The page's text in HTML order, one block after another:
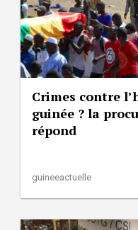
Crimes contre
guinée ? la
répond
guineeactuelle